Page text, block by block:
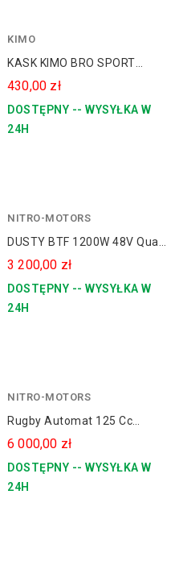
matowa
czerń
zieleń
matowy
szary
żółty
KIMO
KASK KIMO BRO SPORT
Homologacja Drogowa ECE
22.6 + Szyba
430,00 zł
DOSTĘPNY -- WYSYŁKA W
24H
niebieski
pomarańczowy
NITRO-MOTORS
DUSTY BTF 1200W 48V Quad
Elektryczny Dla Dziecka
[PILOT]
3 200,00 zł
DOSTĘPNY -- WYSYŁKA W
24H
zielony
pomarańczowy
NITRO-MOTORS
Rugby Automat 125 Cc
Spalinowy Quad 8" Platin
Line
6 000,00 zł
DOSTĘPNY -- WYSYŁKA W
24H